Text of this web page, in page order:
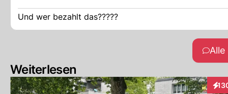
Und wer bezahlt das?????
Weiterlesen